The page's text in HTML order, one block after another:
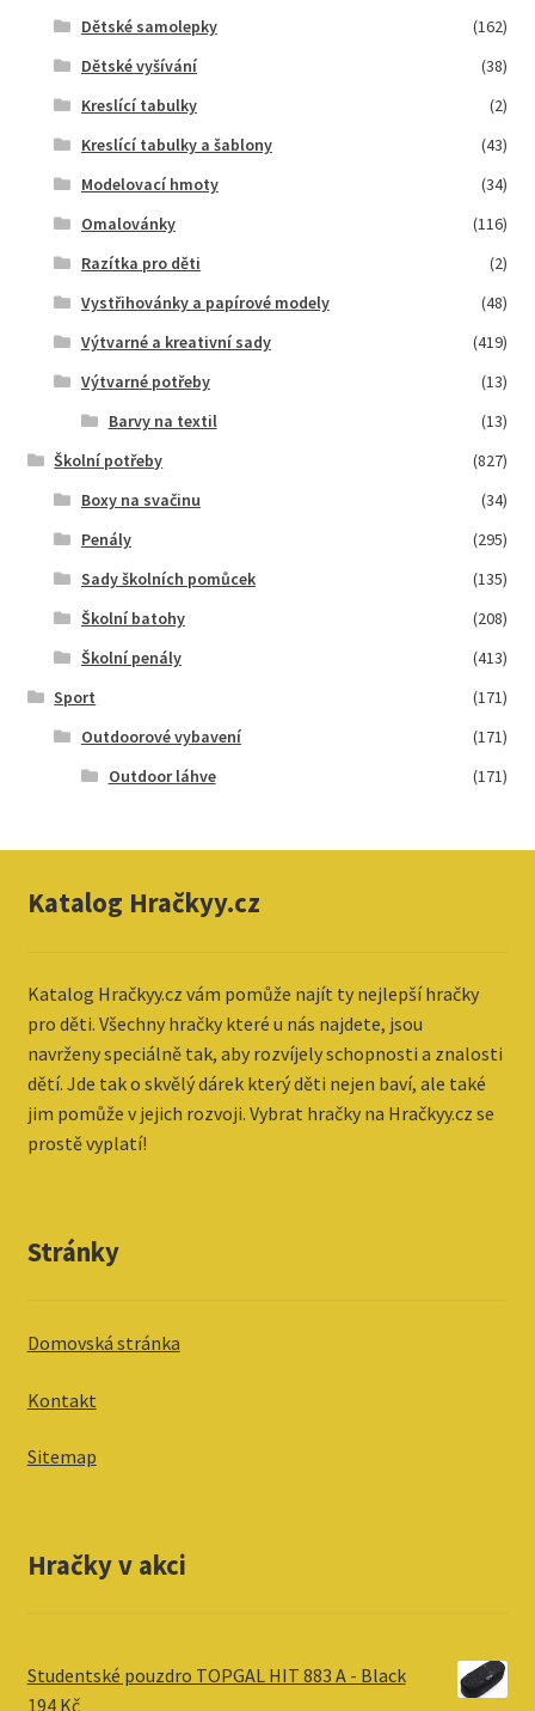
Dětské samolepky
(162)
Dětské vyšívání
(38)
Kreslící tabulky
(2)
Kreslící tabulky a šablony
(43)
Modelovací hmoty
(34)
Omalovánky
(116)
Razítka pro děti
(2)
Vystřihovánky a papírové modely
(48)
Výtvarné a kreativní sady
(419)
Výtvarné potřeby
(13)
Barvy na textil
(13)
Školní potřeby
(827)
Boxy na svačinu
(34)
Penály
(295)
Sady školních pomůcek
(135)
Školní batohy
(208)
Školní penály
(413)
Sport
(171)
Outdoorové vybavení
(171)
Outdoor láhve
(171)
Katalog Hračkyy.cz
Katalog Hračkyy.cz vám pomůže najít ty nejlepší hračky
pro děti. Všechny hračky které u nás najdete, jsou
navrženy speciálně tak, aby rozvíjely schopnosti a znalosti
dětí. Jde tak o skvělý dárek který děti nejen baví, ale také
jim pomůže v jejich rozvoji. Vybrat hračky na Hračkyy.cz se
prostě vyplatí!
Stránky
Domovská stránka
Kontakt
Sitemap
Hračky v akci
Studentské pouzdro TOPGAL HIT 883 A - Black
194 Kč